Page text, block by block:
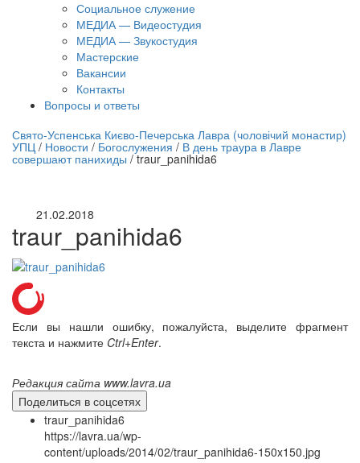
Социальное служение
МЕДИА — Видеостудия
МЕДИА — Звукостудия
Мастерские
Вакансии
Контакты
Вопросы и ответы
трансляция | 12 сентября
трансляции
Свято-Успенська Києво-Печерська Лавра (чоловічий монастир)
УПЦ / Новости / Богослужения / В день траура в Лавре
совершают панихиды /traur_panihida6
21.02.2018
traur_panihida6
Если вы нашли ошибку, пожалуйста, выделите фрагмент
текста и нажмите Ctrl+Enter.
Редакция сайта www.lavra.ua
Поделиться в соцсетях
traur_panihida6
https://lavra.ua/wp-
content/uploads/2014/02/traur_panihida6-150x150.jpg